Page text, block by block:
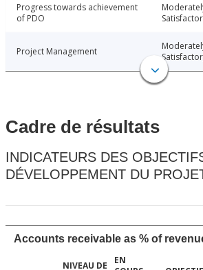
Progress towards achievement
of PDO
Project Management
Cadre de résultats
INDICATEURS DES
DÉVELOPPEMENT DU
Accounts receivable as % of